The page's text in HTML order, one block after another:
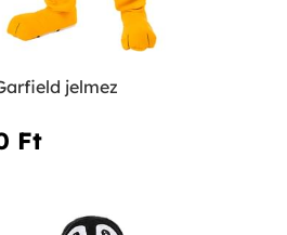
jelmez
Ft‎